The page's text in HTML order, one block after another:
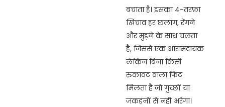
बचाता है। इसका 4-तरफ़ा
खिंचाव हर छलांग, रेंगने
और मुड़ने के साथ चलता
है, जिससे एक आरामदायक
लेकिन बिना किसी
रुकावट वाला फिट
मिलता है जो गुच्छों या
जकड़नों से नहीं भरेगा।